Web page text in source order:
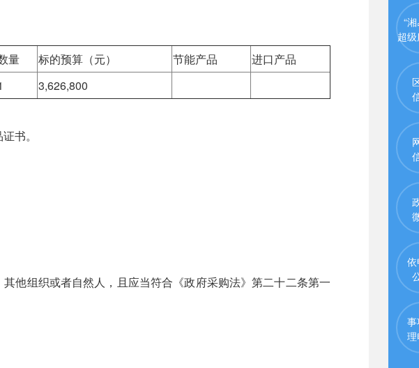
量 标的预算（元） 节能产品
进口产品
3,626,800
书。
组织或者自然人，且应当符合《政府采购法》第二十二条第一
“
超